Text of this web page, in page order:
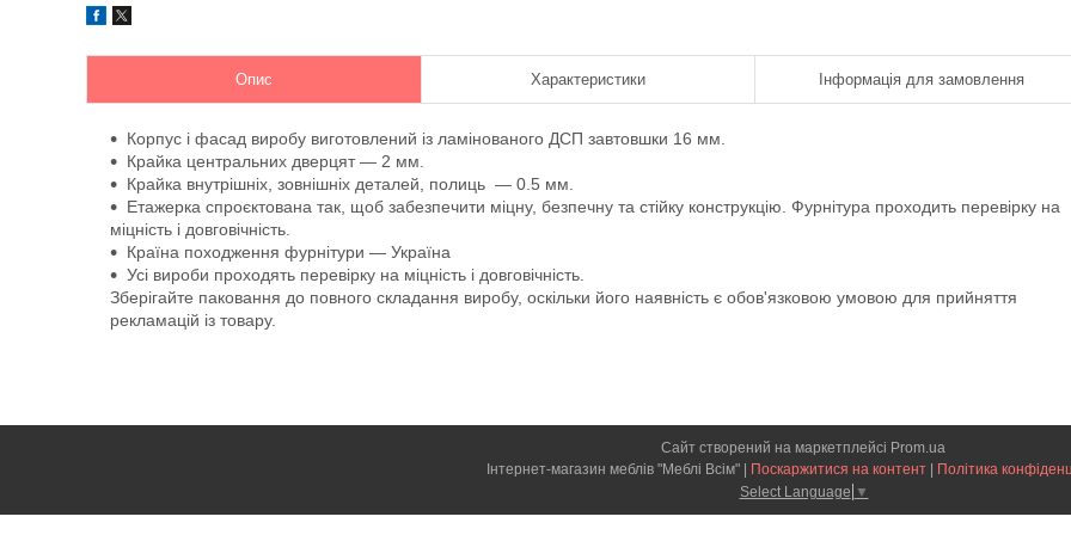
Опис Характеристики Інформація для замовлення
Корпус і фасад виробу виготовлений із ламінованого ДСП завтовшки 16 мм.
Крайка центральних дверцят — 2 мм.
Крайка внутрішніх, зовнішніх деталей, полиць — 0.5 мм.
Етажерка спроєктована так, щоб забезпечити міцну, безпечну та стійку конструкцію. Фурнітура проходить перевірку на
міцність і довговічність.
Країна походження фурнітури — Україна
Усі вироби проходять перевірку на міцність і довговічність.
Зберігайте паковання до повного складання виробу, оскільки його наявність є обов'язковою умовою для прийняття
рекламацій із товару.
Сайт створений на маркетплейсі Prom.ua
Поскаржитися на контент
Політика
Select Language ▼